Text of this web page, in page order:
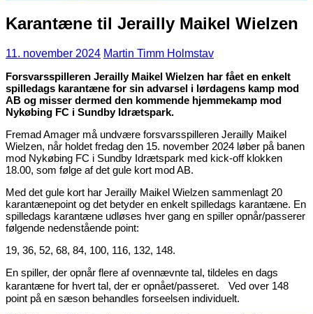
Karantæne til Jerailly Maikel Wielzen
11. november 2024 Martin Timm Holmstav
Forsvarsspilleren Jerailly Maikel Wielzen har fået en enkelt
spilledags karantæne for sin advarsel i lørdagens kamp mod
AB og misser dermed den kommende hjemmekamp mod
Nykøbing FC i Sundby Idrætspark.
Fremad Amager må undvære forsvarsspilleren Jerailly Maikel
Wielzen, når holdet fredag den 15. november 2024 løber på banen
mod Nykøbing FC i Sundby Idrætspark med kick-off klokken
18.00, som følge af det gule kort mod AB.
Med det gule kort har Jerailly Maikel Wielzen sammenlagt 20
karantænepoint og det betyder en enkelt spilledags karantæne. En
spilledags karantæne udløses hver gang en spiller opnår/passerer
følgende nedenstående point:
19, 36, 52, 68, 84, 100, 116, 132, 148.
En spiller, der opnår flere af ovennævnte tal, tildeles en dags
karantæne for hvert tal, der er opnået/passeret. Ved over 148
point på en sæson behandles forseelsen individuelt.